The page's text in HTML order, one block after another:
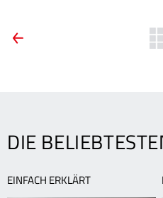
ARTIKEL-
Kulturkirche
DIE
EINFACH ERKLÄRT